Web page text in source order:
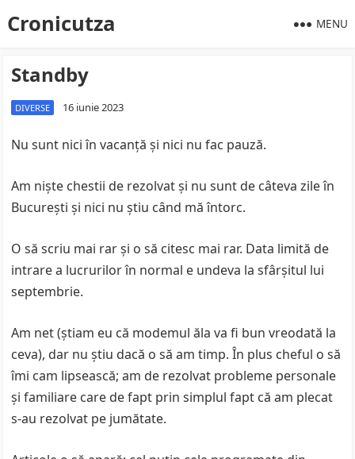
Cronicutza MENU
Standby
DIVERSE 16 iunie 2023
Nu sunt nici în vacanță și nici nu fac pauză.
Am niște chestii de rezolvat și nu sunt de câteva zile în
București și nici nu știu când mă întorc.
O să scriu mai rar și o să citesc mai rar. Data limită de
intrare a lucrurilor în normal e undeva la sfârșitul lui
septembrie.
Am net (știam eu că modemul ăla va fi bun vreodată la
ceva), dar nu știu dacă o să am timp. În plus cheful o să
îmi cam lipsească; am de rezolvat probleme personale
și familiare care de fapt prin simplul fapt că am plecat
s-au rezolvat pe jumătate.